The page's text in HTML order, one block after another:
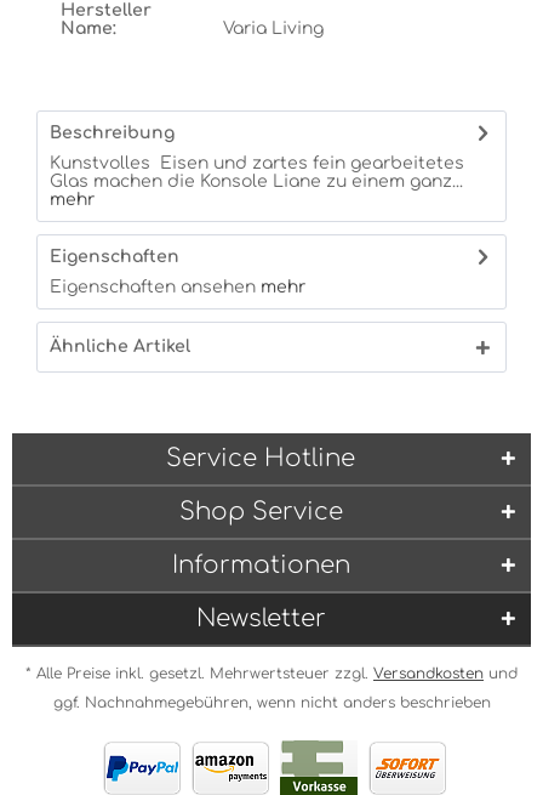
Hersteller
Name:
Varia Living
Beschreibung
Kunstvolles Eisen und zartes fein gearbeitetes
Glas machen die Konsole Liane zu einem ganz...
mehr
Eigenschaften
Eigenschaften ansehen mehr
Ähnliche Artikel
Service Hotline
Shop Service
Informationen
Newsletter
* Alle Preise inkl. gesetzl. Mehrwertsteuer zzgl. Versandkosten und
ggf. Nachnahmegebühren, wenn nicht anders beschrieben